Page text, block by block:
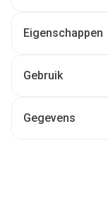
Eigenschappen
Gebruik
Gegevens